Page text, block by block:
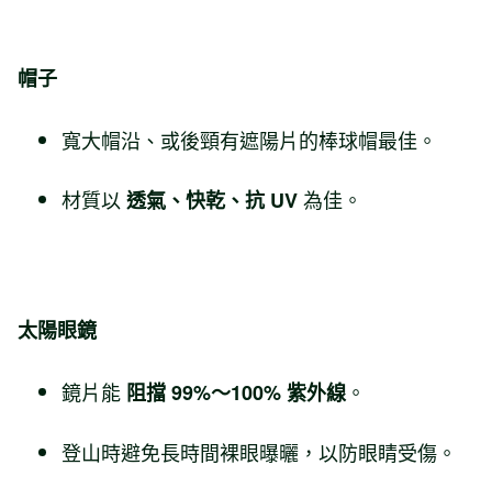
帽子
寬大帽沿、或後頸有遮陽片的棒球帽最佳。
材質以 透氣、快乾、抗 UV為佳。
太陽眼鏡
鏡片能 阻擋 99%～100% 紫外線 。
登山時避免長時間裸眼曝曬，以防眼睛受傷。